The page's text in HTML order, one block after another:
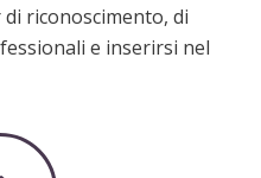
riconoscimento, di
e inserirsi nel